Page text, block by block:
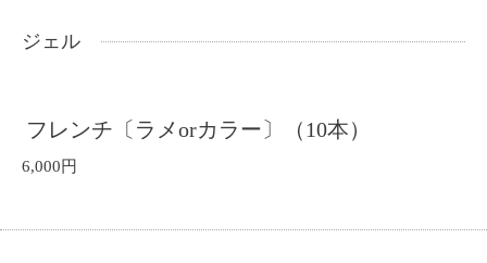
ジェル
フレンチ〔ラメorカラー〕（10本）
6,000円